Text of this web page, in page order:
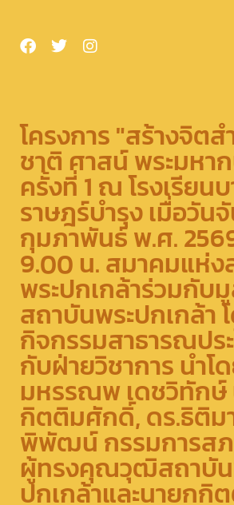
โครงการ "สร้างจิต
ชาติ ศาสน์ พระมหา
ครั้งที่ 1 ณ โรงเรียน
ราษฎร์บำรุง เมื่อวัน
กุมภาพันธ์ พ.ศ.
9.00 น. สมาคมแห่
พระปกเกล้าร่วมกับ
สถาบันพระปกเกล้า
กิจกรรมสาธารณปร
กับฝ่ายวิชาการ นำโ
มหรรณพ เดชวิทักษ์
กิตติมศักดิ์, ดร.ธิติม
พิพัฒน์ กรรมการส
ผู้ทรงคุณวุฒิสถาบัน
ปกเกล้าและนายกกิ